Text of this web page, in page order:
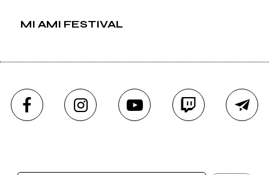
MI AMI FESTIVAL